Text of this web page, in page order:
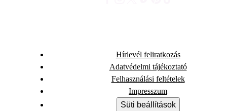
Hírlevél feliratkozás
Adatvédelmi tájékoztató
Felhasználási feltételek
Impresszum
Süti beállítások